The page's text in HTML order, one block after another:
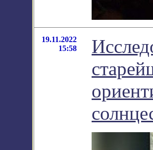
19.11.2022
15:58